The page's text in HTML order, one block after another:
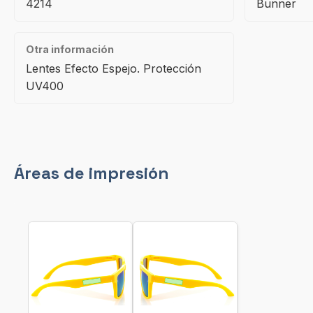
4214 Bunner
Otra información
Lentes Efecto Espejo. Protección
UV400
Áreas de impresión